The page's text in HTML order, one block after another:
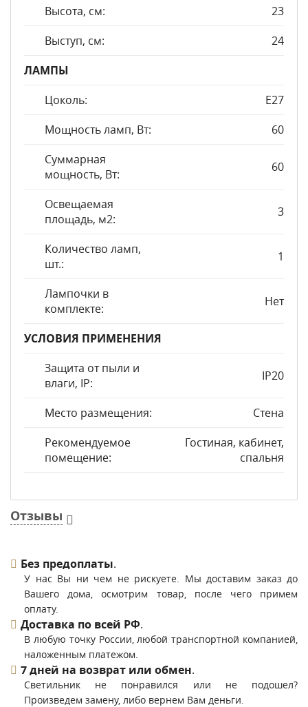
Высота, см:
23
Выступ, см:
24
ЛАМПЫ
Цоколь:
E27
Мощность ламп, Вт:
60
Суммарная
мощность, Вт:
60
Освещаемая
площадь, м2:
3
Количество ламп,
шт.:
1
Лампочки в
комплекте:
Нет
УСЛОВИЯ ПРИМЕНЕНИЯ
Защита от пыли и
влаги, IP:
IP20
Место размещения:
Стена
Рекомендуемое
помещение:
Гостиная, кабинет,
спальня
Отзывы
Без предоплаты.
У нас Вы ни чем не рискуете. Мы доставим заказ до
Вашего дома, осмотрим товар, после чего примем
оплату.
Доставка по всей РФ.
В любую точку России, любой транспортной компанией,
наложенным платежом.
7 дней на возврат или обмен.
Светильник не понравился или не подошел?
Произведем замену, либо вернем Вам деньги.